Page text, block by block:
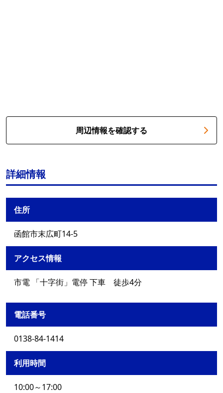
周辺情報を確認する
詳細情報
住所
函館市末広町14-5
アクセス情報
市電 「十字街」電停 下車 徒歩4分
電話番号
0138-84-1414
利用時間
10:00～17:00